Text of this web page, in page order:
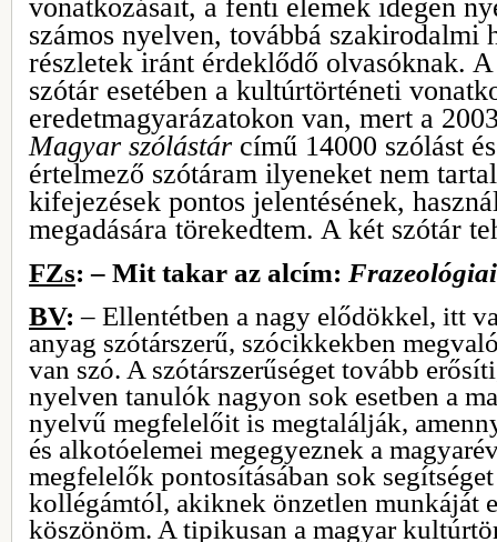
vonatkozásait, a fenti elemek idegen
számos nyelven, továbbá szakirodalmi
részletek iránt érdeklődő olvasóknak.
szótár esetében a kultúrtörténeti
eredetmagyarázatokon van, mert a
Magyar szólástár című 14000 szólást
értelmező szótáram ilyeneket nem
kifejezések pontos jelentésének,
megadására törekedtem. A két szótár
FZs: – Mit takar az alcím:
BV: – Ellentétben a nagy elődökkel, itt
anyag szótárszerű, szócikkekben
van szó. A szótárszerűséget tovább
nyelven tanulók nagyon sok esetben a
nyelvű megfelelőit is megtalálják,
és alkotóelemei megegyeznek a
megfelelők pontosításában sok
kollégámtól, akiknek önzetlen munkáját
köszönöm. A tipikusan a magyar